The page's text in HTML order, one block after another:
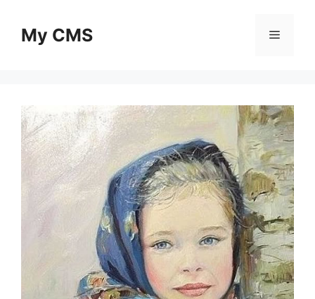
contentMy CMS Menu